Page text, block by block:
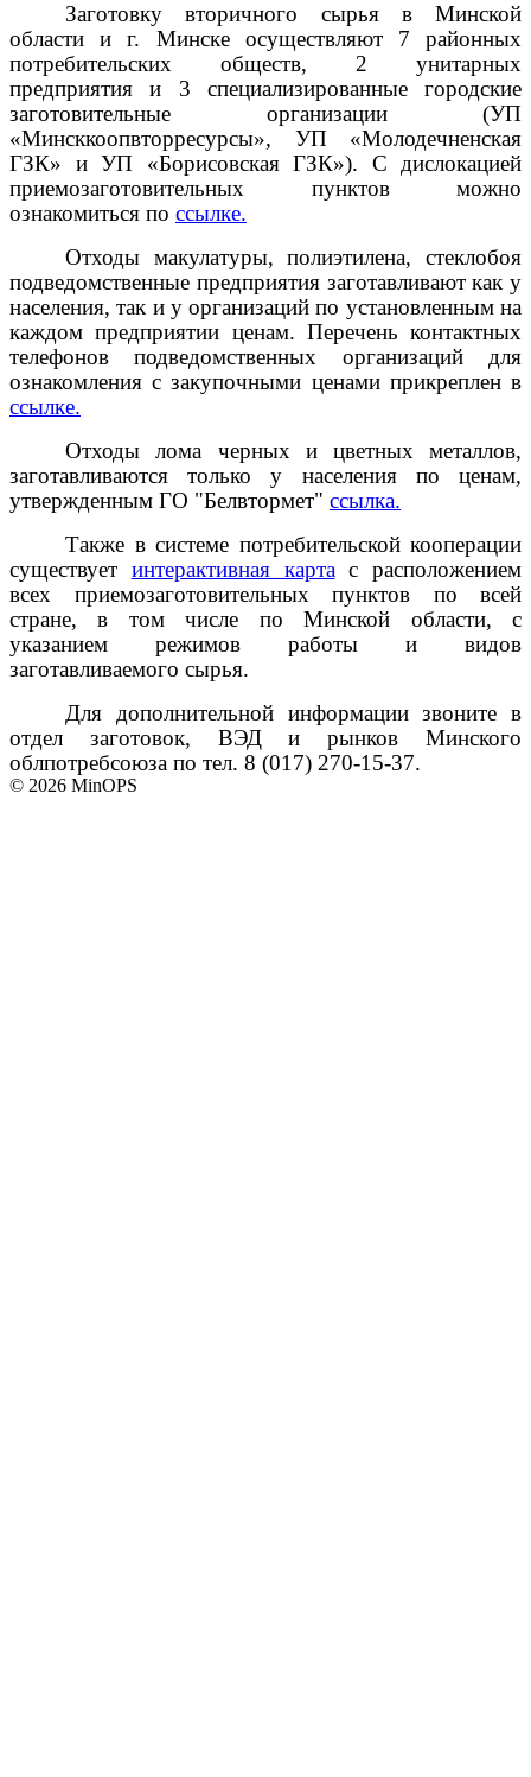
Заготовку вторичного сырья в Минской
области и г. Минске осуществляют 7 районных
потребительских обществ, 2 унитарных
предприятия и 3 специализированные городские
заготовительные организации (УП
«Минсккоопвторресурсы», УП «Молодечненская
ГЗК» и УП «Борисовская ГЗК»). С дислокацией
приемозаготовительных пунктов можно
ознакомиться по ссылке.
Отходы макулатуры, полиэтилена, стеклобоя
подведомственные предприятия заготавливают как у
населения, так и у организаций по установленным на
каждом предприятии ценам. Перечень контактных
телефонов подведомственных организаций для
ознакомления с закупочными ценами прикреплен в
ссылке.
Отходы лома черных и цветных металлов,
заготавливаются только у населения по ценам,
утвержденным ГО "Белвтормет" ссылка.
Также в системе потребительской кооперации
существует интерактивная картас расположением
всех приемозаготовительных пунктов по всей
стране, в том числе по Минской области, с
указанием режимов работы и видов
заготавливаемого сырья.
Для дополнительной информации звоните в
отдел заготовок, ВЭД и рынков Минского
облпотребсоюза по тел. 8 (017) 270-15-37.
© 2026 MinOPS